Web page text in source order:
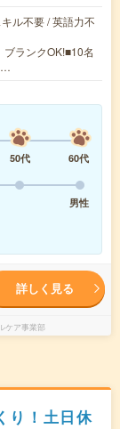
ル不要 / 英語力不
ランクOK!■10名
…
50代
60代
男性
詳しく見る
ケア事業部
り！土日休